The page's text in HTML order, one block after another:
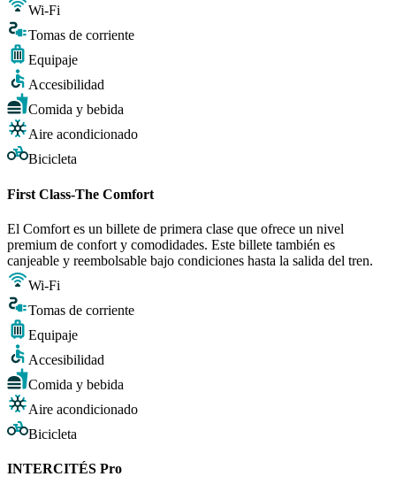
Wi-Fi
Tomas de corriente
Equipaje
Accesibilidad
Comida y bebida
Aire acondicionado
Bicicleta
First Class-The Comfort
El Comfort es un billete de primera clase que ofrece un nivel
premium de confort y comodidades. Este billete también es
canjeable y reembolsable bajo condiciones hasta la salida del tren.
Wi-Fi
Tomas de corriente
Equipaje
Accesibilidad
Comida y bebida
Aire acondicionado
Bicicleta
INTERCITÉS Pro